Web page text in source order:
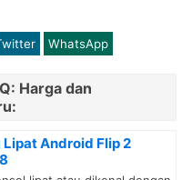
WhatsApp
Harga dan
Lipat Android Flip 2